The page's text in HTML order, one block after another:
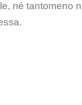
né tantomeno